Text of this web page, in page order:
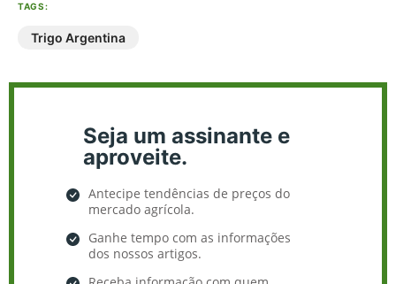
TAGS:
Trigo Argentina
Seja um assinante e
aproveite.
Antecipe tendências de preços do
mercado agrícola.
Ganhe tempo com as informações
dos nossos artigos.